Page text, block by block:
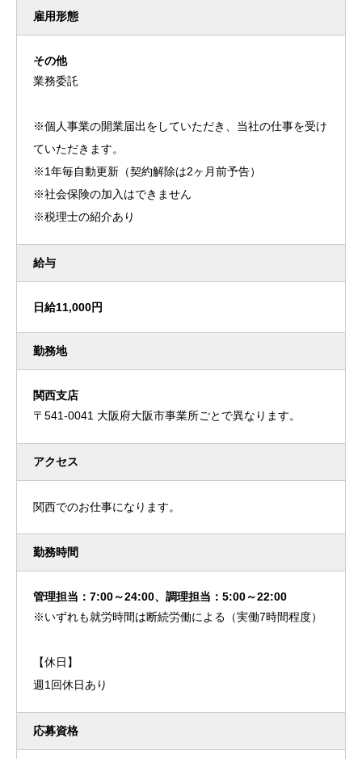
雇用形態
その他
業務委託
※個人事業の開業届出をしていただき、当社の仕事を受け
ていただきます。
※1年毎自動更新（契約解除は2ヶ月前予告）
※社会保険の加入はできません
※税理士の紹介あり
給与
日給11,000円
勤務地
関西支店
〒541-0041 大阪府大阪市事業所ごとで異なります。
アクセス
関西でのお仕事になります。
勤務時間
管理担当：7:00～24:00、調理担当：5:00～22:00
※いずれも就労時間は断続労働による（実働7時間程度）
【休日】
週1回休日あり
応募資格